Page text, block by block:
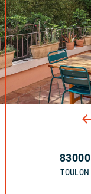
83000
TOULON